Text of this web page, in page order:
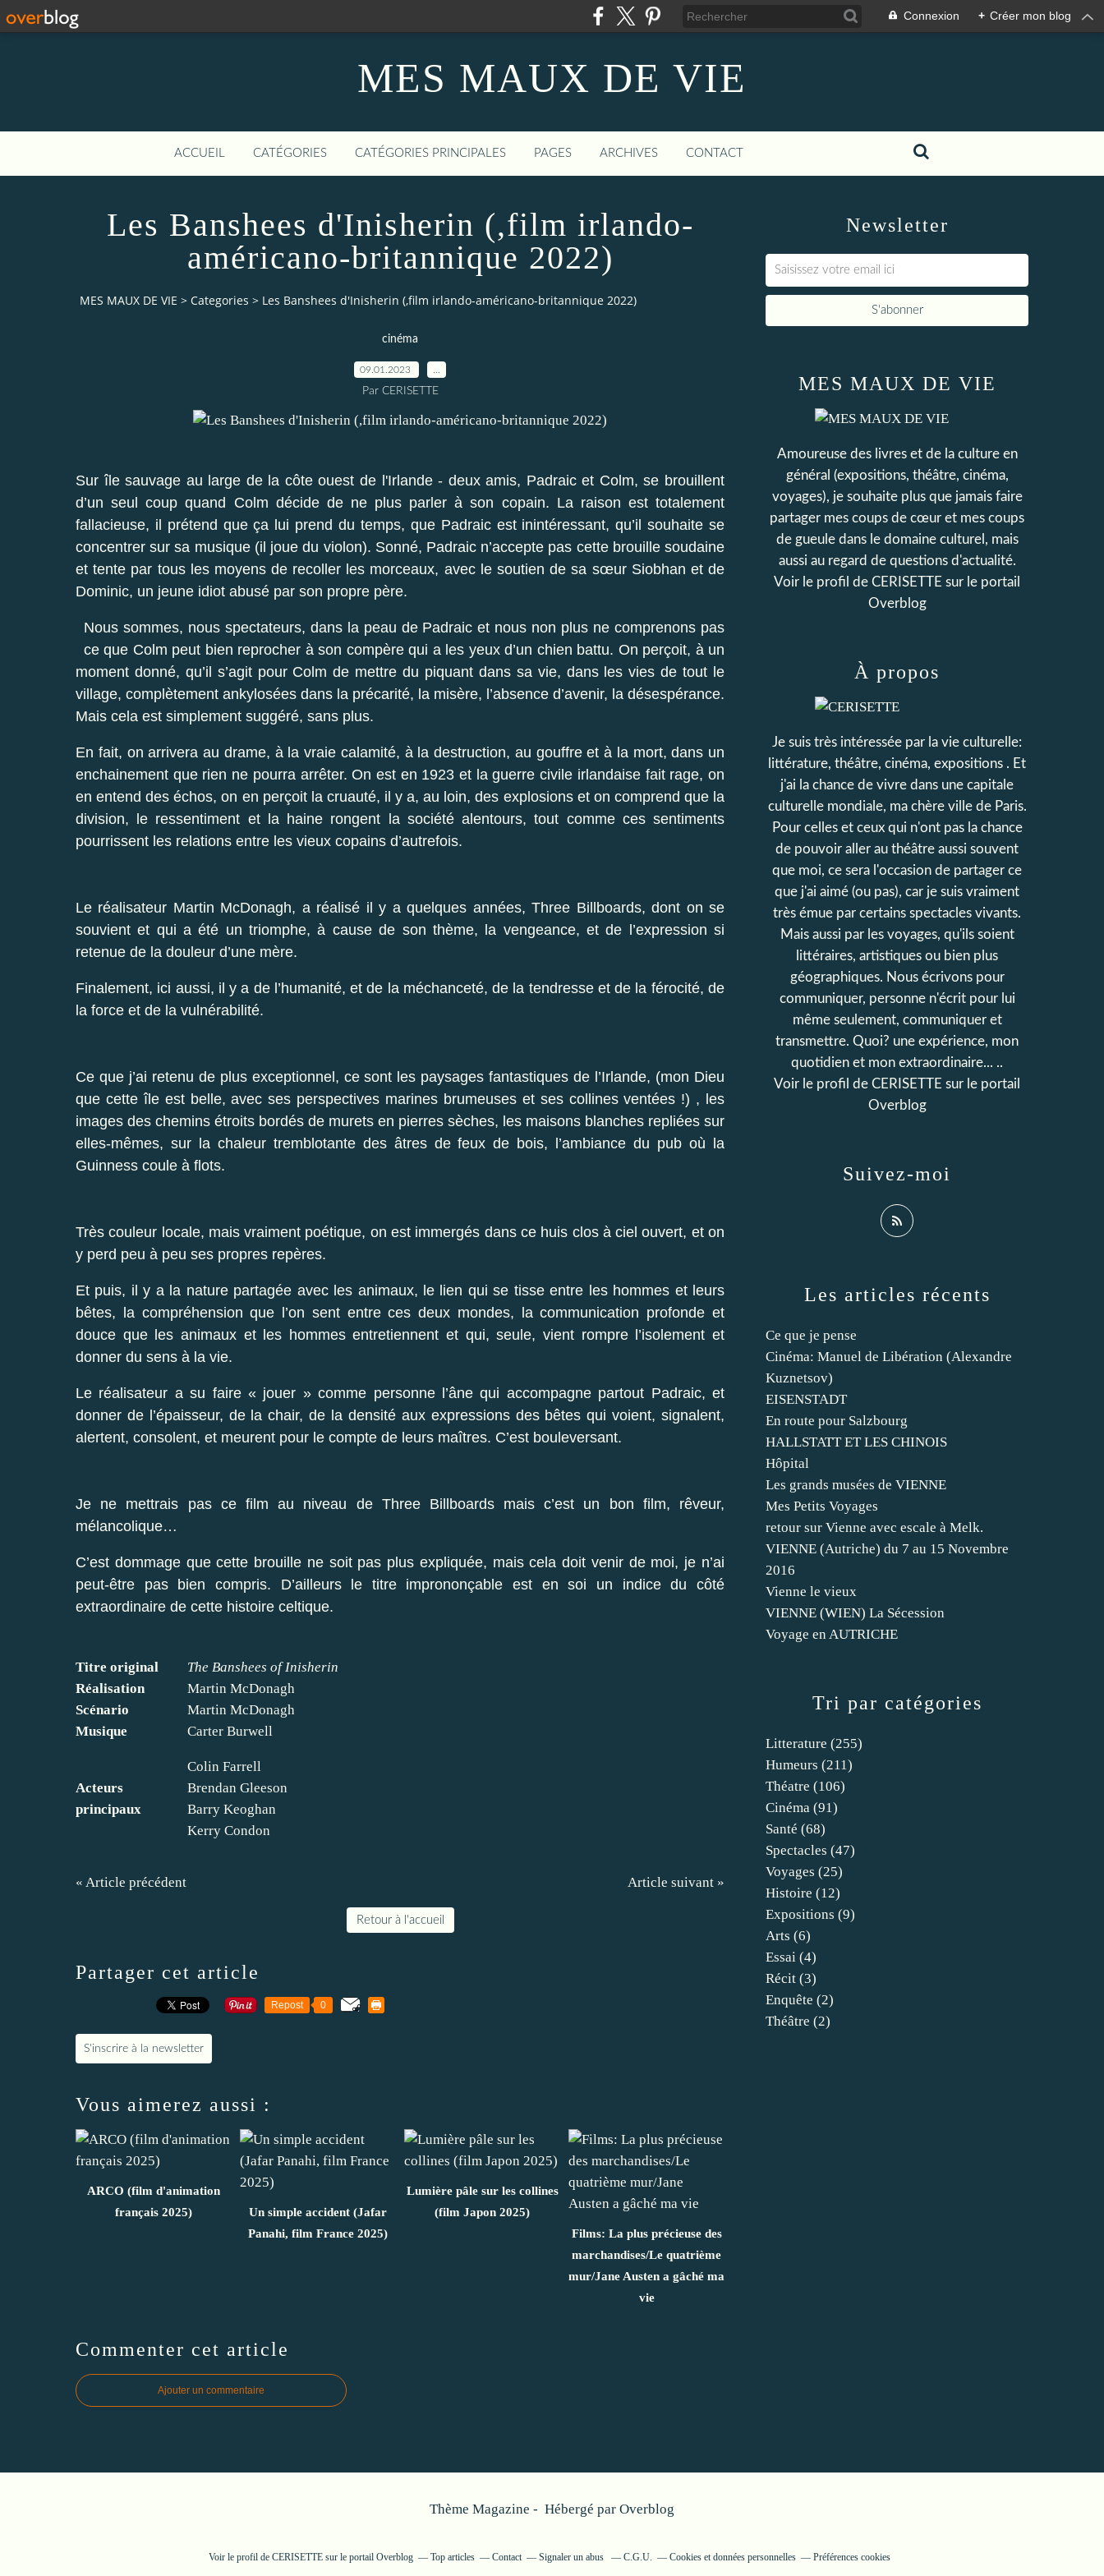
Connexion + Créer mon blog
MES MAUX DE VIE
ACCUEIL CATÉGORIES CATÉGORIES PRINCIPALES PAGES ARCHIVES CONTACT
Les Banshees d'Inisherin (,film irlando-
américano-britannique 2022)
MES MAUX DE VIE > Categories > Les Banshees d'Inisherin (,film irlando-américano-britannique 2022)
cinéma
09.01.2023
Par CERISETTE
Sur île sauvage au large de la côte ouest de l'Irlande - deux amis, Padraic et Colm, se brouillent
d’un seul coup quand Colm décide de ne plus parler à son copain. La raison est totalement
fallacieuse, il prétend que ça lui prend du temps, que Padraic est inintéressant, qu’il souhaite se
concentrer sur sa musique (il joue du violon). Sonné, Padraic n’accepte pas cette brouille soudaine
et tente par tous les moyens de recoller les morceaux, avec le soutien de sa sœur Siobhan et de
Dominic, un jeune idiot abusé par son propre père.
Nous sommes, nous spectateurs, dans la peau de Padraic et nous non plus ne comprenons pas
ce que Colm peut bien reprocher à son compère qui a les yeux d’un chien battu. On perçoit, à un
moment donné, qu’il s’agit pour Colm de mettre du piquant dans sa vie, dans les vies de tout le
village, complètement ankylosées dans la précarité, la misère, l’absence d’avenir, la désespérance.
Mais cela est simplement suggéré, sans plus.
En fait, on arrivera au drame, à la vraie calamité, à la destruction, au gouffre et à la mort, dans un
enchainement que rien ne pourra arrêter. On est en 1923 et la guerre civile irlandaise fait rage, on
en entend des échos, on en perçoit la cruauté, il y a, au loin, des explosions et on comprend que la
division, le ressentiment et la haine rongent la société alentours, tout comme ces sentiments
pourrissent les relations entre les vieux copains d’autrefois.
Le réalisateur Martin McDonagh, a réalisé il y a quelques années, Three Billboards, dont on se
souvient et qui a été un triomphe, à cause de son thème, la vengeance, et de l’expression si
retenue de la douleur d’une mère.
Finalement, ici aussi, il y a de l’humanité, et de la méchanceté, de la tendresse et de la férocité, de
la force et de la vulnérabilité.
Ce que j’ai retenu de plus exceptionnel, ce sont les paysages fantastiques de l’Irlande, (mon Dieu
que cette île est belle, avec ses perspectives marines brumeuses et ses collines ventées !) , les
images des chemins étroits bordés de murets en pierres sèches, les maisons blanches repliées sur
elles-mêmes, sur la chaleur tremblotante des âtres de feux de bois, l’ambiance du pub où la
Guinness coule à flots.
Très couleur locale, mais vraiment poétique, on est immergés dans ce huis clos à ciel ouvert, et on
y perd peu à peu ses propres repères.
Et puis, il y a la nature partagée avec les animaux, le lien qui se tisse entre les hommes et leurs
bêtes, la compréhension que l’on sent entre ces deux mondes, la communication profonde et
douce que les animaux et les hommes entretiennent et qui, seule, vient rompre l’isolement et
donner du sens à la vie.
Le réalisateur a su faire « jouer » comme personne l’âne qui accompagne partout Padraic, et
donner de l’épaisseur, de la chair, de la densité aux expressions des bêtes qui voient, signalent,
alertent, consolent, et meurent pour le compte de leurs maîtres. C’est bouleversant.
Je ne mettrais pas ce film au niveau de Three Billboards mais c’est un bon film, rêveur,
mélancolique…
C’est dommage que cette brouille ne soit pas plus expliquée, mais cela doit venir de moi, je n’ai
peut-être pas bien compris. D’ailleurs le titre imprononçable est en soi un indice du côté
extraordinaire de cette histoire celtique.
Titre original
The Banshees of Inisherin
Réalisation
Martin McDonagh
Scénario
Martin McDonagh
Musique
Carter Burwell
Acteurs
principaux
Colin Farrell
Brendan Gleeson
Barry Keoghan
Kerry Condon
« Article précédent Article suivant »
Retour à l'accueil
Partager cet article
Repost 0
S'inscrire à la newsletter
Vous aimerez aussi :
ARCO (film d'animation
français 2025)
Un simple accident (Jafar
Panahi, film France 2025)
Lumière pâle sur les collines
(film Japon 2025)
Films: La plus précieuse des
marchandises/Le quatrième
mur/Jane Austen a gâché ma
vie
Commenter cet article
Ajouter un commentaire
Newsletter
Tri par catégories
Litterature (255)
Humeurs (211)
Théatre (106)
Cinéma (91)
Santé (68)
Spectacles (47)
Voyages (25)
Histoire (12)
Expositions (9)
Arts (6)
Essai (4)
Récit (3)
Enquête (2)
Théâtre (2)
Les articles récents
Ce que je pense
Cinéma: Manuel de Libération (Alexandre
Kuznetsov)
EISENSTADT
En route pour Salzbourg
HALLSTATT ET LES CHINOIS
Hôpital
Les grands musées de VIENNE
Mes Petits Voyages
retour sur Vienne avec escale à Melk.
VIENNE (Autriche) du 7 au 15 Novembre
2016
Vienne le vieux
VIENNE (WIEN) La Sécession
Voyage en AUTRICHE
MES MAUX DE VIE
Amoureuse des livres et de la culture en
général (expositions, théâtre, cinéma,
voyages), je souhaite plus que jamais faire
partager mes coups de cœur et mes coups
de gueule dans le domaine culturel, mais
aussi au regard de questions d'actualité.
Voir le profil de CERISETTE sur le portail
Overblog
Suivez-moi
À propos
Je suis très intéressée par la vie culturelle:
littérature, théâtre, cinéma, expositions . Et
j'ai la chance de vivre dans une capitale
culturelle mondiale, ma chère ville de Paris.
Pour celles et ceux qui n'ont pas la chance
de pouvoir aller au théâtre aussi souvent
que moi, ce sera l'occasion de partager ce
que j'ai aimé (ou pas), car je suis vraiment
très émue par certains spectacles vivants.
Mais aussi par les voyages, qu'ils soient
littéraires, artistiques ou bien plus
géographiques. Nous écrivons pour
communiquer, personne n'écrit pour lui
même seulement, communiquer et
transmettre. Quoi? une expérience, mon
quotidien et mon extraordinaire... ..
Voir le profil de CERISETTE sur le portail
Overblog
Thème Magazine - Hébergé par Overblog
Voir le profil de CERISETTE sur le portail Overblog Top articles Contact Signaler un abus C.G.U. Cookies et données personnelles Préférences cookies